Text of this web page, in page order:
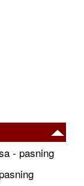
- pasning